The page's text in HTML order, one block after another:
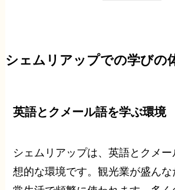
シェムリアップでの学びの
英語とクメール語を学ぶ環境
シェムリアップは、英語とクメ
想的な環境です。観光業が盛んな